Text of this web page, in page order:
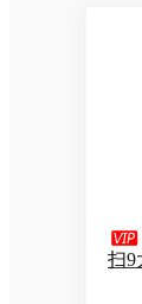

扫9